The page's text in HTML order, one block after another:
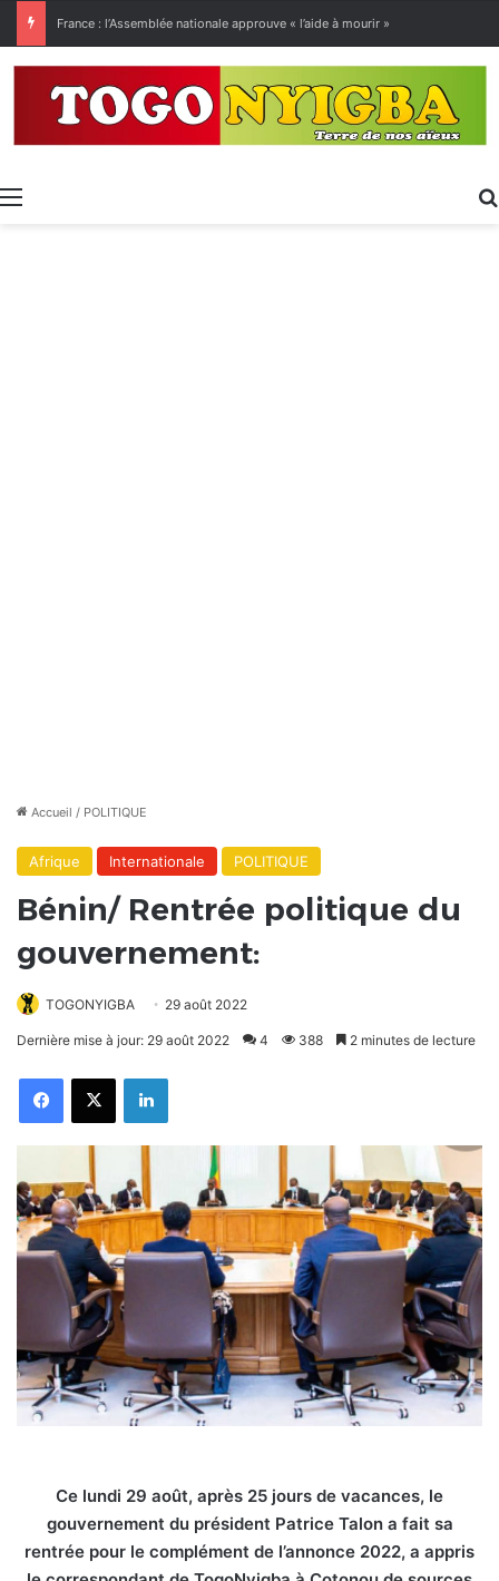
France : l’Assemblée nationale approuve « l’aide à mourir »
Menu
Accueil / POLITIQUE
Afrique Internationale POLITIQUE
Bénin/ Rentrée politique du
gouvernement:
TOGONYIGBA 29 août 2022
Dernière mise à jour: 29 août 2022 4 388 2 minutes de lecture
FacebookX Linkedin
Ce lundi 29 août, après 25 jours de vacances, le
gouvernement du président Patrice Talon a fait sa
rentrée pour le complément de l’annonce 2022, a appris